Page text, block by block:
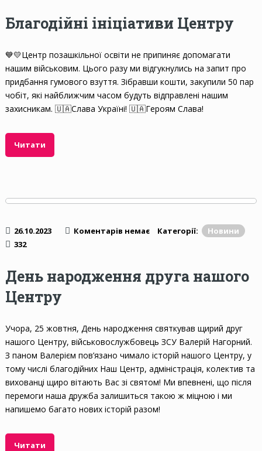
Благодійні ініціативи Центру
💙💛Центр позашкільної освіти не припиняє допомагати
нашим військовим. Цього разу ми відгукнулись на запит про
придбання гумового взуття. Зібравши кошти, закупили 50 пар
чобіт, які найближчим часом будуть відправлені нашим
захисникам. 🇺🇦Слава Україні! 🇺🇦Героям Слава!
Читати
26.10.2023 Коментарів немає Категорії:
Новини
332
День народження друга нашого
Центру
Учора, 25 жовтня, День народження святкував щирий друг
нашого Центру, військовослужбовець ЗСУ Валерій Нагорний.
З паном Валерієм пов’язано чимало історій нашого Центру, у
тому числі благодійних Наш Центр, адміністрація, колектив та
вихованці щиро вітають Вас зі святом! Ми впевнені, що після
перемоги наша дружба залишиться такою ж міцною і ми
напишемо багато нових історій разом!
Читати